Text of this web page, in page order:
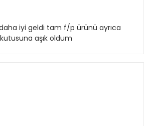
iyi geldi tam f/p ürünü ayrıca
aşık oldum